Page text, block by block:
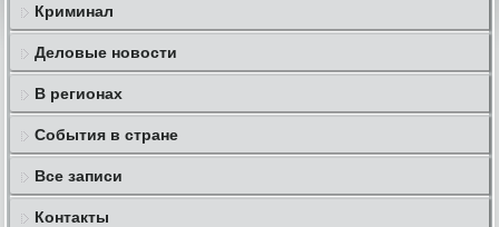
Криминал
Деловые новости
В регионах
События в стране
Все записи
Контакты